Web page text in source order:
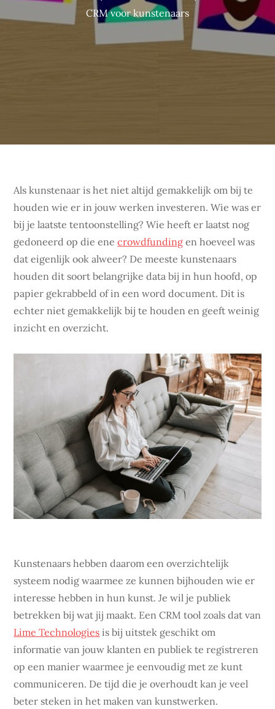
CRM voor kunstenaars
Als kunstenaar is het niet altijd gemakkelijk om bij te
houden wie er in jouw werken investeren. Wie was er
bij je laatste tentoonstelling? Wie heeft er laatst nog
gedoneerd op die enecrowdfunding en hoeveel was
dat eigenlijk ook alweer? De meeste kunstenaars
houden dit soort belangrijke data bij in hun hoofd, op
papier gekrabbeld of in een word document. Dit is
echter niet gemakkelijk bij te houden en geeft weinig
inzicht en overzicht.
Kunstenaars hebben daarom een overzichtelijk
systeem nodig waarmee ze kunnen bijhouden wie er
interesse hebben in hun kunst. Je wil je publiek
betrekken bij wat jij maakt. Een CRM tool zoals dat van
Lime Technologies is bij uitstek geschikt om
informatie van jouw klanten en publiek te registreren
op een manier waarmee je eenvoudig met ze kunt
communiceren. De tijd die je overhoudt kan je veel
beter steken in het maken van kunstwerken.